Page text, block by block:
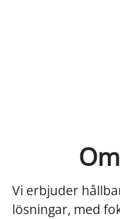
Vi erbjuder
lösningar, med